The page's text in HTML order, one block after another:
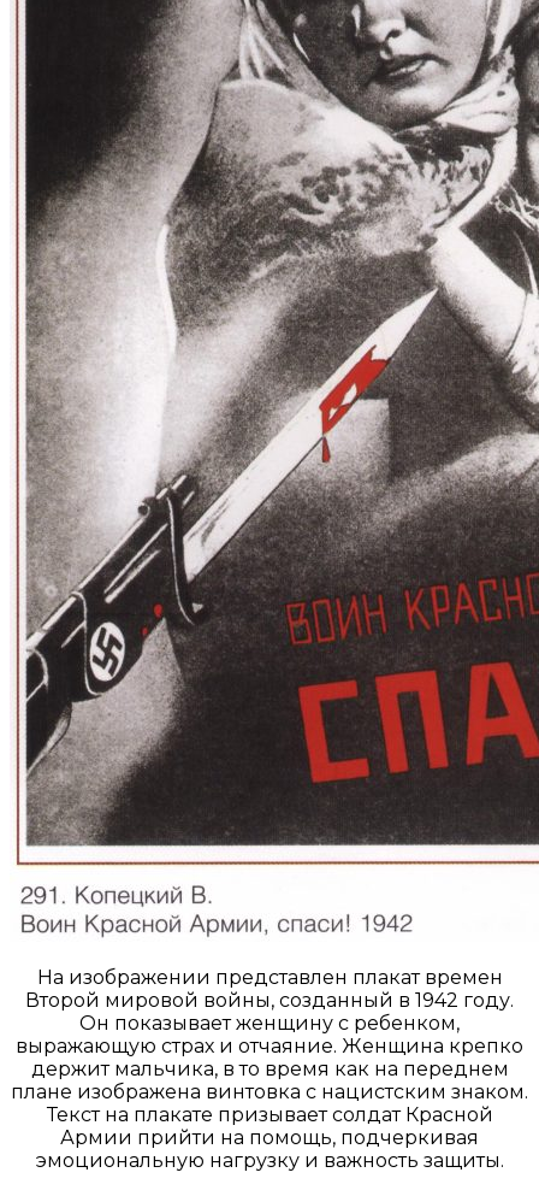
На изображении представлен плакат времен
Второй мировой войны, созданный в 1942 году.
Он показывает женщину с ребенком,
выражающую страх и отчаяние. Женщина крепко
держит мальчика, в то время как на переднем
плане изображена винтовка с нацистским знаком.
Текст на плакате призывает солдат Красной
Армии прийти на помощь, подчеркивая
эмоциональную нагрузку и важность защиты.